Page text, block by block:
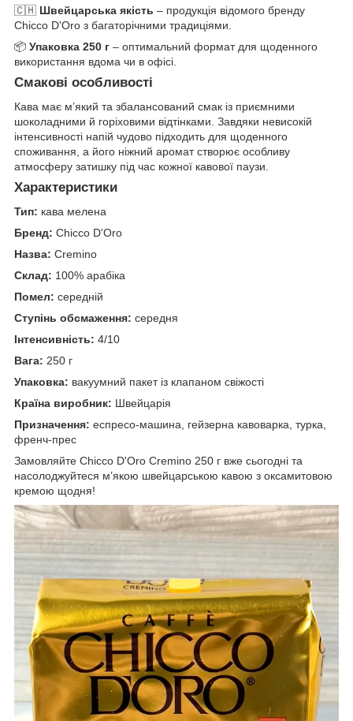
🇨🇭 Швейцарська якість – продукція відомого бренду
Chicco D'Oro з багаторічними традиціями.
📦 Упаковка 250 г – оптимальний формат для щоденного
використання вдома чи в офісі.
Смакові особливості
Кава має м’який та збалансований смак із приємними
шоколадними й горіховими відтінками. Завдяки невисокій
інтенсивності напій чудово підходить для щоденного
споживання, а його ніжний аромат створює особливу
атмосферу затишку під час кожної кавової паузи.
Характеристики
Тип: кава мелена
Бренд: Chicco D'Oro
Назва: Cremino
Склад: 100% арабіка
Помел: середній
Ступінь обсмаження: середня
Інтенсивність: 4/10
Вага: 250 г
Упаковка: вакуумний пакет із клапаном свіжості
Країна виробник: Швейцарія
Призначення: еспресо-машина, гейзерна кавоварка, турка,
френч-прес
Замовляйте Chicco D'Oro Cremino 250 г вже сьогодні та
насолоджуйтеся м’якою швейцарською кавою з оксамитовою
кремою щодня!